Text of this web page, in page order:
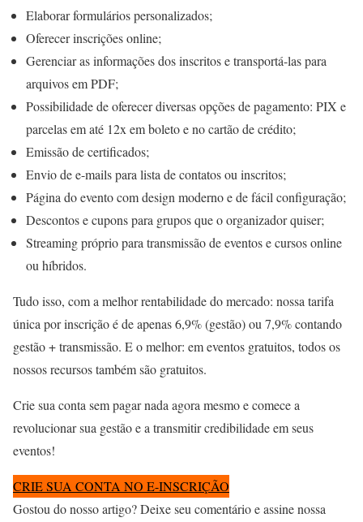
Elaborar formulários personalizados;
Oferecer inscrições online;
Gerenciar as informações dos inscritos e transportá-las para
arquivos em PDF;
Possibilidade de oferecer diversas opções de pagamento: PIX e
parcelas em até 12x em boleto e no cartão de crédito;
Emissão de certificados;
Envio de e-mails para lista de contatos ou inscritos;
Página do evento com design moderno e de fácil configuração;
Descontos e cupons para grupos que o organizador quiser;
Streaming próprio para transmissão de eventos e cursos online
ou híbridos.
Tudo isso, com a melhor rentabilidade do mercado: nossa tarifa
única por inscrição é de apenas 6,9% (gestão) ou 7,9% contando
gestão + transmissão. E o melhor: em eventos gratuitos, todos os
nossos recursos também são gratuitos.
Crie sua conta sem pagar nada agora mesmo e comece a
revolucionar sua gestão e a transmitir credibilidade em seus
eventos!
CRIE SUA CONTA NO E-INSCRIÇÃO
Gostou do nosso artigo? Deixe seu comentário e assine nossa